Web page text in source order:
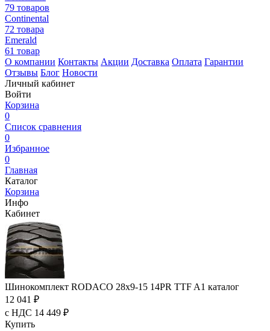
79 товаров
Continental
72 товара
Emerald
61 товар
О компании Контакты Акции Доставка Оплата Гарантии
Отзывы Блог Новости
Личный кабинет
Войти
Корзина
0
Список сравнения
0
Избранное
0
Главная
Каталог
Корзина
Инфо
Кабинет
Шинокомплект RODACO 28x9-15 14PR TTF A1 каталог
12 041 ₽
с НДС 14 449 ₽
Купить